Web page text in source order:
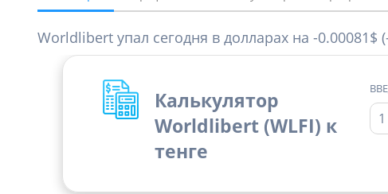
Worldlibert упал сегодня в долларах на -0.00081$
Калькулятор
Worldlibert (WLFI) к
тенге